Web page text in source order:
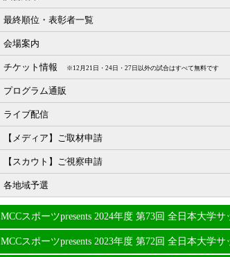
最終順位・表彰者一覧
会場案内
チケット情報 ※12月21日・24日・27日以外の試合はすべて無料です
プログラム通販
ライブ配信
【メディア】ご取材申請
【スカウト】ご視察申請
各地域予選
MCCスポーツpresents 2024年度 第73回 全日本大学
MCCスポーツpresents 2023年度 第72回 全日本大学